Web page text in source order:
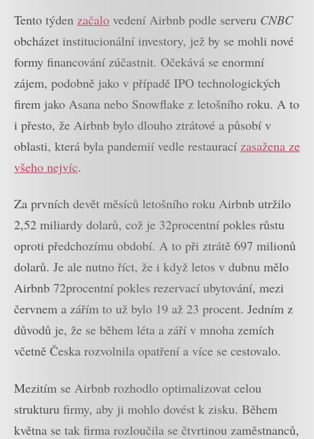
Tento týden začalo vedení Airbnb podle serveru CNBC
obcházet institucionální investory, jež by se mohli nové
formy financování zúčastnit. Očekává se enormní
zájem, podobně jako v případě IPO technologických
firem jako Asana nebo Snowflake z letošního roku. A to
i přesto, že Airbnb bylo dlouho ztrátové a působí v
oblasti, která byla pandemií vedle restaurací zasažena ze
všeho nejvíc.
Za prvních devět měsíců letošního roku Airbnb utržilo
2,52 miliardy dolarů, což je 32procentní pokles růstu
oproti předchozímu období. A to při ztrátě 697 milionů
dolarů. Je ale nutno říct, že i když letos v dubnu mělo
Airbnb 72procentní pokles rezervací ubytování, mezi
červnem a zářím to už bylo 19 až 23 procent. Jedním z
důvodů je, že se během léta a září v mnoha zemích
včetně Česka rozvolnila opatření a více se cestovalo.
Mezitím se Airbnb rozhodlo optimalizovat celou
strukturu firmy, aby ji mohlo dovést k zisku. Během
května se tak firma rozloučila se čtvrtinou zaměstnanců,